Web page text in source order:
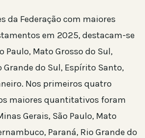
da Federação com maiores
em 2025, destacam-se
Paulo, Mato Grosso do Sul,
Grande do Sul, Espírito Santo,
Nos primeiros quatro
maiores quantitativos foram
Gerais, São Paulo, Mato
Paraná, Rio Grande do